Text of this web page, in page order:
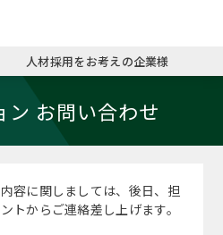
ミッシ
コンサ
お申し
キャリ
キャリ
MBAの
MBA留
日本か
英文レ
パワー
人材採用をお考えの企業様
ン お問い合わせ
容に関しましては、後日、担
トからご連絡差し上げます。